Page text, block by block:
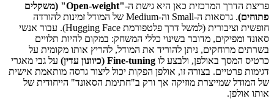
פריצת הדרך המרכזית כאן היא גישת ה-
"Open-weight" (משקלים
פתוחים)
. גרסאות ה-Small וה-Medium של המודל זמינות להורדה
חופשית וציבורית (למשל דרך פלטפורמת Hugging Face). עבור אנשי
סאונד ומפיקים, מדובר בשינוי כללי המשחק: במקום להיות תלויים
בשרתים מרוחקים, ניתן להוריד את המודל, להריץ אותו מקומית על
כרטיס המסך באולפן, ולבצע לו Fine-tuning (כיוונון עדין)
על גבי מאגרי
דגימות פרטיים. בצורה זו, אולפן הפקות יכול ליצור גרסה מותאמת אישית
של המודל שמייצרת מוזיקה אך ורק ב"חתימת הסאונד" הייחודית של
אותו אולפן.